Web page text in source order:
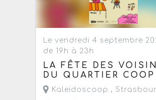
Le vendredi 4 septembre
de 19h à 23h
LA FÊTE DES
DU QUARTIER COOP
Kaleidoscoop ,